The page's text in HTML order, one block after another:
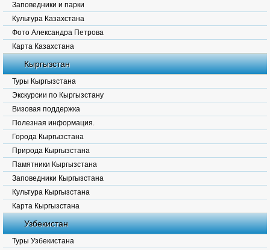
Заповедники и парки
Культура Казахстана
Фото Александра Петрова
Карта Казахстана
Кыргызстан
Туры Кыргызстана
Экскурсии по Кыргызстану
Визовая поддержка
Полезная информация.
Города Кыргызстана
Природа Кыргызстана
Памятники Кыргызстана
Заповедники Кыргызстана
Культура Кыргызстана
Карта Кыргызстана
Узбекистан
Туры Узбекистана